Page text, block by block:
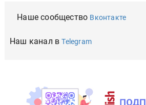
Наше сообщество Вконтакте
Наш канал вTelegram